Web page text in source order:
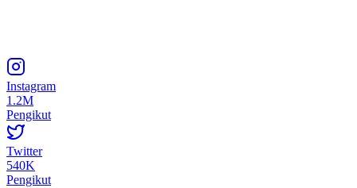
Instagram
1.2M
Pengikut
Twitter
540K
Pengikut